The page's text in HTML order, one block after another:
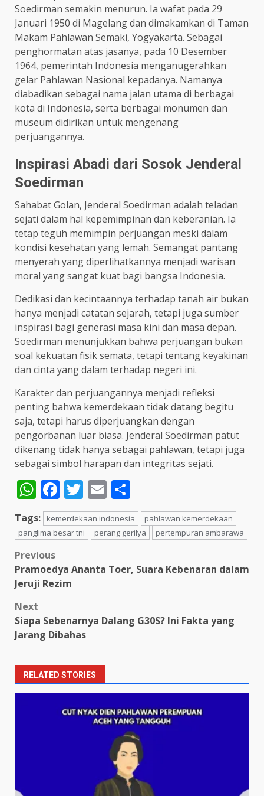
Soedirman semakin menurun. Ia wafat pada 29
Januari 1950 di Magelang dan dimakamkan di Taman
Makam Pahlawan Semaki, Yogyakarta. Sebagai
penghormatan atas jasanya, pada 10 Desember
1964, pemerintah Indonesia menganugerahkan
gelar Pahlawan Nasional kepadanya. Namanya
diabadikan sebagai nama jalan utama di berbagai
kota di Indonesia, serta berbagai monumen dan
museum didirikan untuk mengenang
perjuangannya. ​
Inspirasi Abadi dari Sosok Jenderal
Soedirman
Sahabat Golan, Jenderal Soedirman adalah teladan
sejati dalam hal kepemimpinan dan keberanian. Ia
tetap teguh memimpin perjuangan meski dalam
kondisi kesehatan yang lemah. Semangat pantang
menyerah yang diperlihatkannya menjadi warisan
moral yang sangat kuat bagi bangsa Indonesia.
Dedikasi dan kecintaannya terhadap tanah air bukan
hanya menjadi catatan sejarah, tetapi juga sumber
inspirasi bagi generasi masa kini dan masa depan.
Soedirman menunjukkan bahwa perjuangan bukan
soal kekuatan fisik semata, tetapi tentang keyakinan
dan cinta yang dalam terhadap negeri ini.
Karakter dan perjuangannya menjadi refleksi
penting bahwa kemerdekaan tidak datang begitu
saja, tetapi harus diperjuangkan dengan
pengorbanan luar biasa. Jenderal Soedirman patut
dikenang tidak hanya sebagai pahlawan, tetapi juga
sebagai simbol harapan dan integritas sejati.
WhatsApp
Facebook
Twitter
Email
Tags: kemerdekaan indonesia
pahlawan kemerdekaan
panglima besar tni
perang gerilya pertempuran ambarawa
Post
navigation
Previous
Pramoedya Ananta Toer, Suara Kebenaran dalam
Jeruji Rezim
Next
Siapa Sebenarnya Dalang G30S? Ini Fakta yang
Jarang Dibahas
RELATED STORIES